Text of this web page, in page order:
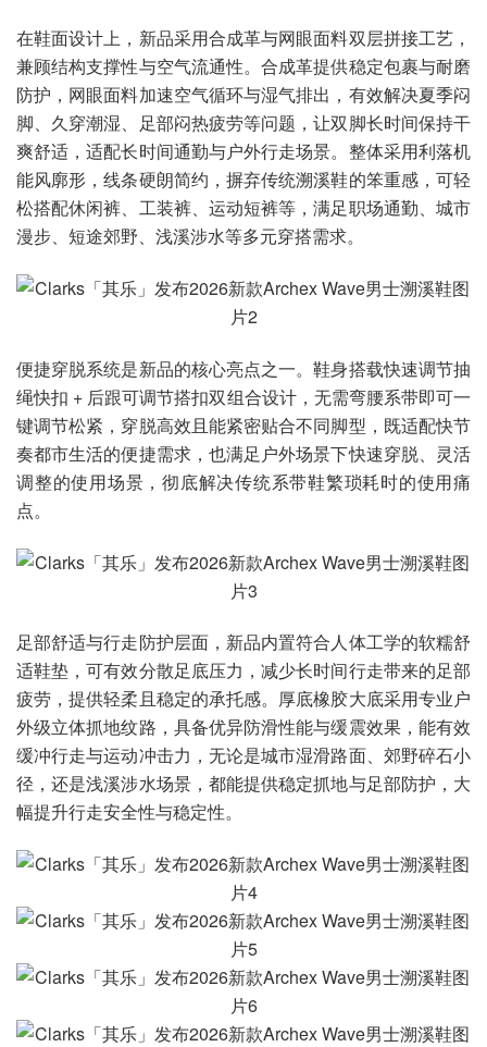
在鞋面设计上，新品采用合成革与网眼面料双层拼接工艺，
兼顾结构支撑性与空气流通性。合成革提供稳定包裹与耐磨
防护，网眼面料加速空气循环与湿气排出，有效解决夏季闷
脚、久穿潮湿、足部闷热疲劳等问题，让双脚长时间保持干
爽舒适，适配长时间通勤与户外行走场景。整体采用利落机
能风廓形，线条硬朗简约，摒弃传统溯溪鞋的笨重感，可轻
松搭配休闲裤、工装裤、运动短裤等，满足职场通勤、城市
漫步、短途郊野、浅溪涉水等多元穿搭需求。
便捷穿脱系统是新品的核心亮点之一。鞋身搭载快速调节抽
绳快扣 + 后跟可调节搭扣双组合设计，无需弯腰系带即可一
键调节松紧，穿脱高效且能紧密贴合不同脚型，既适配快节
奏都市生活的便捷需求，也满足户外场景下快速穿脱、灵活
调整的使用场景，彻底解决传统系带鞋繁琐耗时的使用痛
点。
足部舒适与行走防护层面，新品内置符合人体工学的软糯舒
适鞋垫，可有效分散足底压力，减少长时间行走带来的足部
疲劳，提供轻柔且稳定的承托感。厚底橡胶大底采用专业户
外级立体抓地纹路，具备优异防滑性能与缓震效果，能有效
缓冲行走与运动冲击力，无论是城市湿滑路面、郊野碎石小
径，还是浅溪涉水场景，都能提供稳定抓地与足部防护，大
幅提升行走安全性与稳定性。